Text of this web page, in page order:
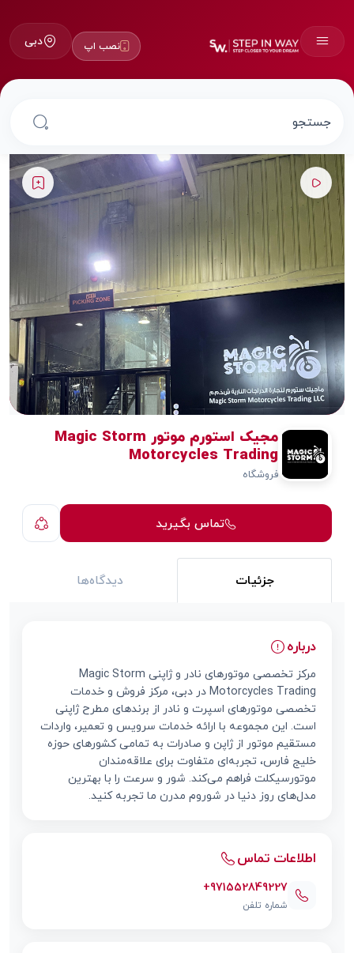
نصب اپ دبی
مجیک استورم موتور Magic Storm
Motorcycles Trading
فروشگاه
تماس بگیرید
جزئیات دیدگاه‌ها
درباره
مرکز تخصصی موتورهای نادر و ژاپنی Magic Storm
Motorcycles Trading در دبی، مرکز فروش و خدمات
تخصصی موتورهای اسپرت و نادر از برندهای مطرح ژاپنی
است. این مجموعه با ارائه خدمات سرویس و تعمیر، واردات
مستقیم موتور از ژاپن و صادرات به تمامی کشورهای حوزه
خلیج فارس، تجربه‌ای متفاوت برای علاقه‌مندان
موتورسیکلت فراهم می‌کند. شور و سرعت را با بهترین
مدل‌های روز دنیا در شوروم مدرن ما تجربه کنید.
اطلاعات تماس
+971552849227
شماره تلفن